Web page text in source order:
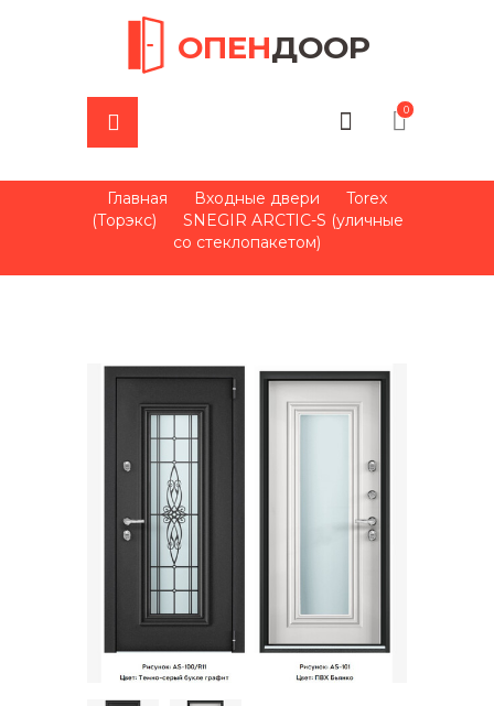
ОПЕНДООР
0
Главная Входные двери
Torex
(Торэкс)
SNEGIR ARCTIC-S (уличные
со стеклопакетом)